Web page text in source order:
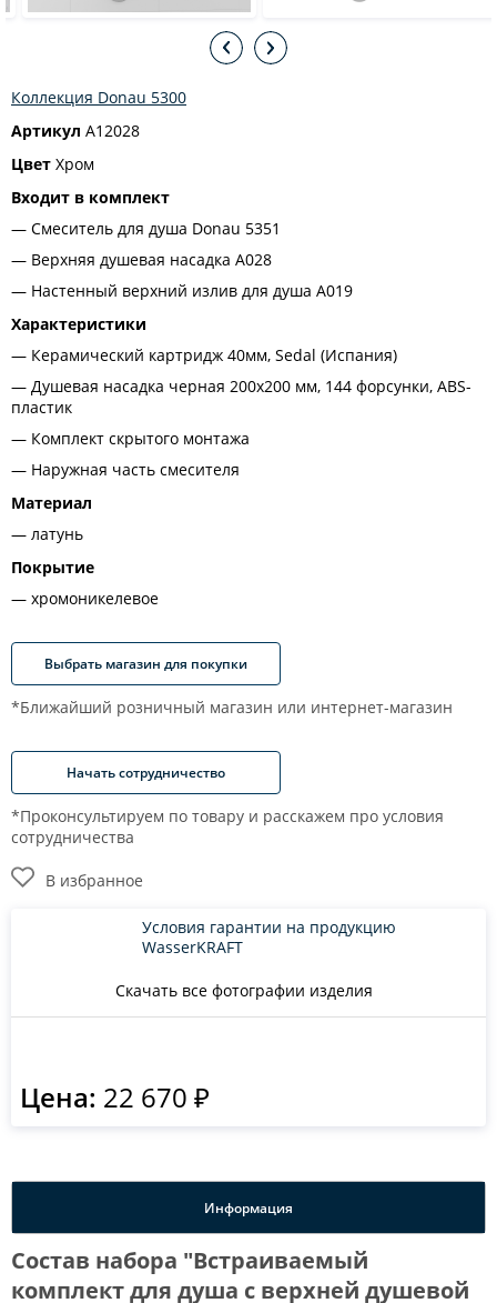
Коллекция Donau 5300
Артикул A12028
Цвет Хром
Входит в комплект
Смеситель для душа Donau 5351
Верхняя душевая насадка A028
Настенный верхний излив для душа A019
Характеристики
Керамический картридж 40мм, Sedal (Испания)
Душевая насадка черная 200х200 мм, 144 форсунки, ABS-
пластик
Комплект скрытого монтажа
Наружная часть смесителя
Материал
латунь
Покрытие
хромоникелевое
Выбрать магазин для покупки
*Ближайший розничный магазин или интернет-магазин
Начать сотрудничество
*Проконсультируем по товару и расскажем про условия
сотрудничества
В избранное
Скачать все фотографии изделия
Условия гарантии на продукцию
WasserKRAFT
Цена: 22 670 ₽
Информация
Состав набора "Встраиваемый
комплект для душа с верхней душевой